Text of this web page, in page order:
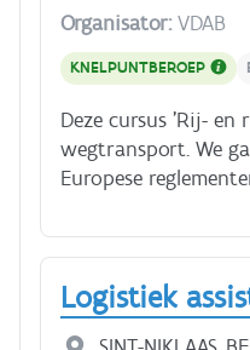
Organisator:VDAB
KNELPUNTBEROEP
Deze cursus 'Rij-
wegtransport. We
Europese
concrete
Definities en
begrippen - Voor wie en waar de regels van
toepassing zijn - Hoe een bestuurder zijn rij-
Logistiek